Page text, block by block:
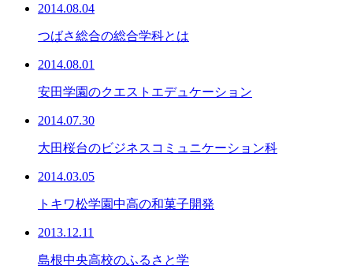
2014.08.04
つばさ総合の総合学科とは
2014.08.01
安田学園のクエストエデュケーション
2014.07.30
大田桜台のビジネスコミュニケーション科
2014.03.05
トキワ松学園中高の和菓子開発
2013.12.11
島根中央高校のふるさと学